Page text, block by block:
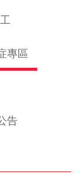
專區
告